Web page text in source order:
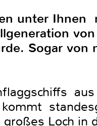
unter Ihnen
Sogar von
kommt
Loch in